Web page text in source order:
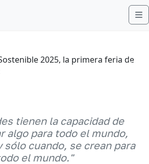
tienen la capacidad de
algo para todo el mundo,
sólo cuando, se crean para
el mundo."